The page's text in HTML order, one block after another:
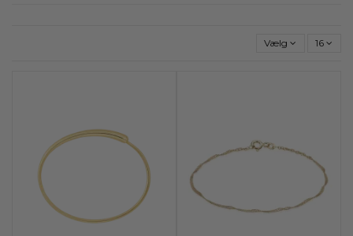
Vælg 16